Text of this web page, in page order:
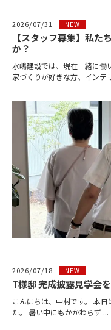
2026/07/31 NEW
【スタッフ募集】私た
か？
水嶋建設では、現在一緒に働
家づくりが好きな方、インテ
2026/07/18 NEW
T様邸 完成披露見学会
こんにちは、中村です。 本
た。 暑い中にもかかわらず ...